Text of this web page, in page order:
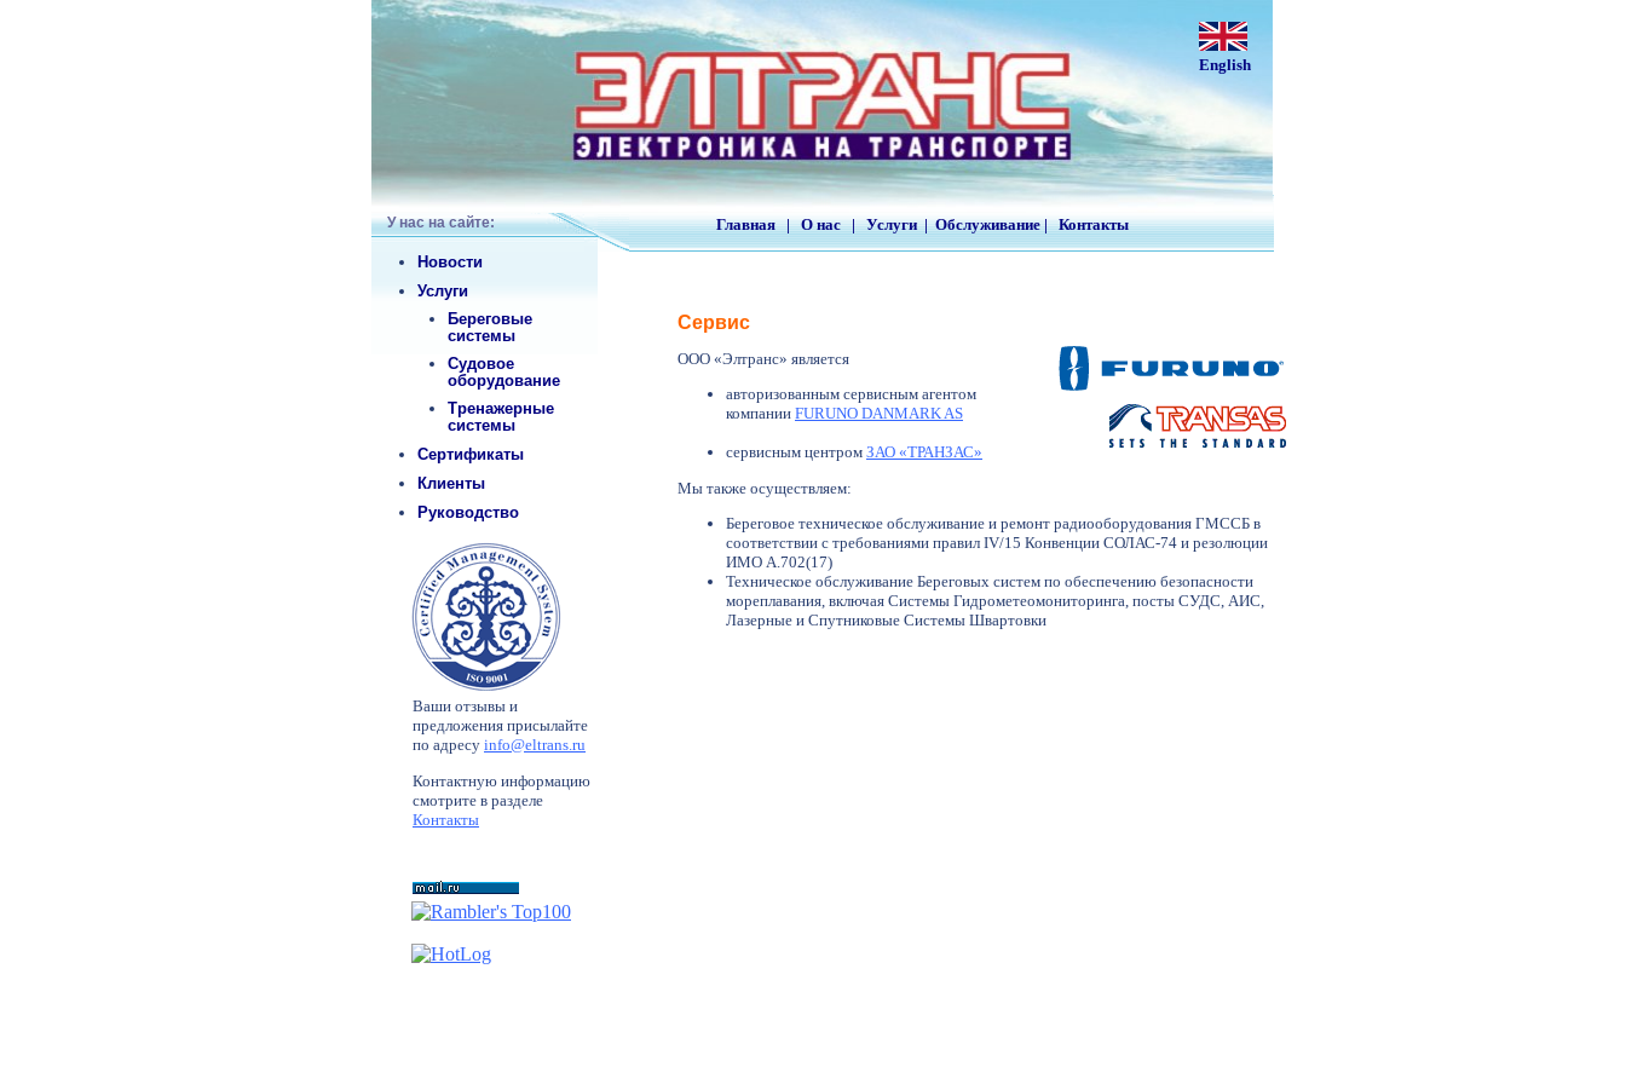
English
Ваши отзывы и
предложения присылайте
по адресу info@eltrans.ru
Контактную информацию
смотрите в разделе
Контакты
Главная|О нас|Услуги|Обслуживание|Контакты
Сервис
ООО «Элтранс» является
авторизованным сервисным агентом
компании FURUNO DANMARK AS
сервисным центром ЗАО «ТРАНЗАС»
Мы также осуществляем:
Береговое техническое обслуживание и ремонт радиооборудования ГМССБ в
соответствии с требованиями правил IV/15 Конвенции СОЛАС-74 и резолюции
ИМО А.702(17)
Техническое обслуживание Береговых систем по обеспечению безопасности
мореплавания, включая Системы Гидрометеомониторинга, посты СУДС, АИС,
Лазерные и Спутниковые Системы Швартовки
У нас на сайте:
Новости
Услуги
Береговые
системы
Судовое
оборудование
Тренажерные
системы
Сертификаты
Клиенты
Руководство